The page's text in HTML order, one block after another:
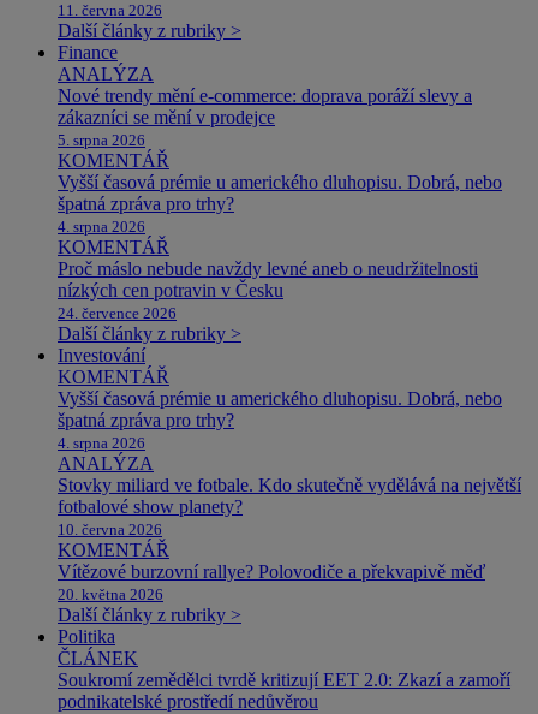
11. června 2026
Další články z rubriky >
Finance
ANALÝZA
Nové trendy mění e-commerce: doprava poráží slevy a
zákazníci se mění v prodejce
5. srpna 2026
KOMENTÁŘ
Vyšší časová prémie u amerického dluhopisu. Dobrá, nebo
špatná zpráva pro trhy?
4. srpna 2026
KOMENTÁŘ
Proč máslo nebude navždy levné aneb o neudržitelnosti
nízkých cen potravin v Česku
24. července 2026
Další články z rubriky >
Investování
KOMENTÁŘ
Vyšší časová prémie u amerického dluhopisu. Dobrá, nebo
špatná zpráva pro trhy?
4. srpna 2026
ANALÝZA
Stovky miliard ve fotbale. Kdo skutečně vydělává na největší
fotbalové show planety?
10. června 2026
KOMENTÁŘ
Vítězové burzovní rallye? Polovodiče a překvapivě měď
20. května 2026
Další články z rubriky >
Politika
ČLÁNEK
Soukromí zemědělci tvrdě kritizují EET 2.0: Zkazí a zamoří
podnikatelské prostředí nedůvěrou